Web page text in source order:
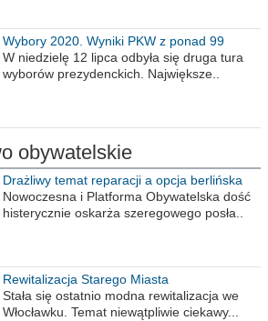
Wybory 2020. Wyniki PKW z ponad 99
procent obwodów
W niedzielę 12 lipca odbyła się druga tura
wyborów prezydenckich. Największe..
obywatelskie
Drażliwy temat reparacji a opcja berlińska
Nowoczesna i Platforma Obywatelska dość
histerycznie oskarża szeregowego posła..
Rewitalizacja Starego Miasta
Stała się ostatnio modna rewitalizacja we
Włocławku. Temat niewątpliwie ciekawy...